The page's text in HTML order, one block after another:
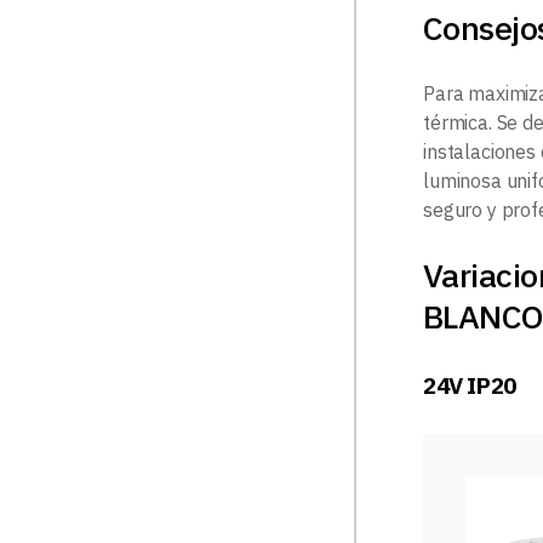
Para
térmica. Se
instalaciones
luminosa
seguro y
24V IP20